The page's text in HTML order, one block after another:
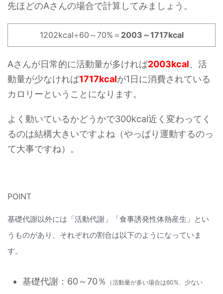
先ほどのAさんの場合で計算してみましょう。
1202kcal÷60～70%＝ 2003～1717kcal
Aさんが日常的に活動量が多ければ2003kcal、活
動量が少なければ1717kcalが1日に消費されている
カロリーということになります。
よく動いているかどうかで300kcal近く変わってく
るのは結構大きいですよね（やっぱり運動するのっ
て大事ですね）。
POINT
基礎代謝以外には「活動代謝」「食事誘発性体熱産生」とい
うものがあり、それぞれの割合は以下のようになっていま
す。
基礎代謝：60～70％ （活動量が多い場合は60%、少ない